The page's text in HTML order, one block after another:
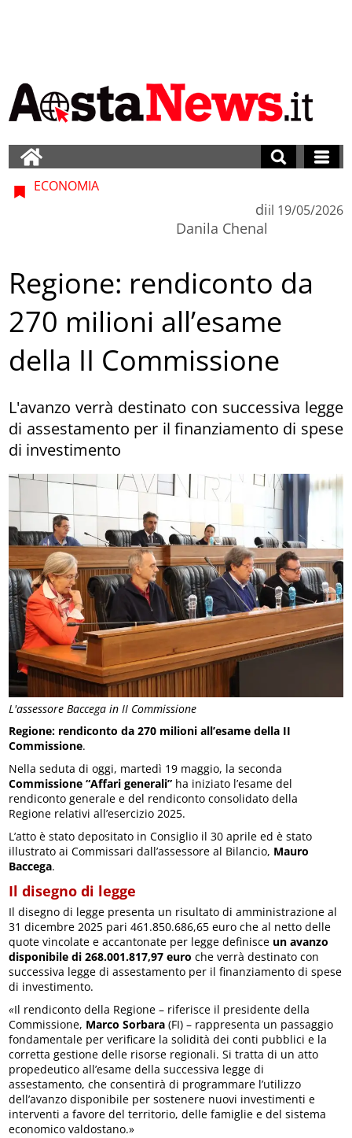
L'assessore Baccega in II Commissione
ECONOMIA
di
Danila Chenal
il 19/05/2026
Regione: rendiconto da
270 milioni all’esame
della II Commissione
L'avanzo verrà destinato con successiva legge
di assestamento per il finanziamento di spese
di investimento
Regione: rendiconto da 270 milioni all’esame della II
Commissione.
Nella seduta di oggi, martedì 19 maggio, la seconda
Commissione “Affari generali” ha iniziato l’esame del
rendiconto generale e del rendiconto consolidato della
Regione relativi all’esercizio 2025.
L’atto è stato depositato in Consiglio il 30 aprile ed è stato
illustrato ai Commissari dall’assessore al Bilancio, Mauro
Baccega.
Il disegno di legge
Il disegno di legge presenta un risultato di amministrazione al
31 dicembre 2025 pari 461.850.686,65 euro che al netto delle
quote vincolate e accantonate per legge definisce un avanzo
disponibile di 268.001.817,97 euro che verrà destinato con
successiva legge di assestamento per il finanziamento di spese
di investimento.
«Il rendiconto della Regione – riferisce il presidente della
Commissione, Marco Sorbara (FI) – rappresenta un passaggio
fondamentale per verificare la solidità dei conti pubblici e la
corretta gestione delle risorse regionali. Si tratta di un atto
propedeutico all’esame della successiva legge di
assestamento, che consentirà di programmare l’utilizzo
dell’avanzo disponibile per sostenere nuovi investimenti e
interventi a favore del territorio, delle famiglie e del sistema
economico valdostano.»